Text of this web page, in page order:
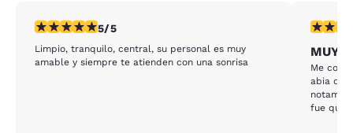
calificación de 5 estrellas. Excepcional. 1 reseña
5/5
Limpio, tranquilo, central, su personal es muy
amable y siempre te atienden con una sonrisa
MUY
Me
abia
fue que